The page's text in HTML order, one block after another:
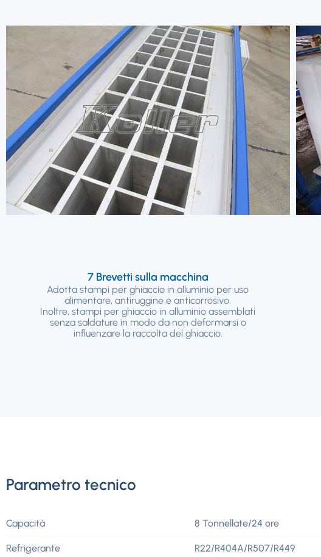
7 Brevetti sulla macchina
Adotta stampi per ghiaccio in alluminio per uso
alimentare, antiruggine e anticorrosivo.
Inoltre, stampi per ghiaccio in alluminio assemblati
senza saldature in modo da non deformarsi o
influenzare la raccolta del ghiaccio.
Parametro tecnico
Capacità 8 Tonnellate/24 ore
Refrigerante R22/R404A/R507/R449